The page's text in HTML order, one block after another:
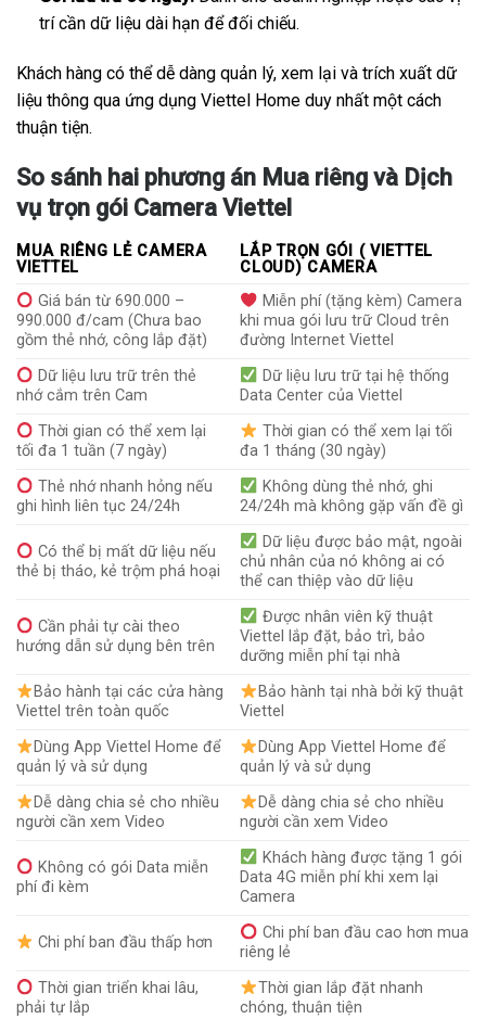
trí cần dữ liệu dài hạn để đối chiếu.
Khách hàng có thể dễ dàng quản lý, xem lại và trích xuất dữ
liệu thông qua ứng dụng Viettel Home duy nhất một cách
thuận tiện.
So sánh hai phương án Mua riêng và Dịch
vụ trọn gói Camera Viettel
MUA RIÊNG LẺ CAMERA
VIETTEL
LẮP TRỌN GÓI ( VIETTEL
CLOUD) CAMERA
Giá bán từ 690.000 –
990.000 đ/cam (Chưa bao
gồm thẻ nhớ, công lắp đặt)
Miễn phí (tặng kèm) Camera
khi mua gói lưu trữ Cloud trên
đường Internet Viettel
Dữ liệu lưu trữ trên thẻ
nhớ cắm trên Cam
Dữ liệu lưu trữ tại hệ thống
Data Center của Viettel
Thời gian có thể xem lại
tối đa 1 tuần (7 ngày)
Thời gian có thể xem lại tối
đa 1 tháng (30 ngày)
Thẻ nhớ nhanh hỏng nếu
ghi hình liên tục 24/24h
Không dùng thẻ nhớ, ghi
24/24h mà không gặp vấn đề gì
Có thể bị mất dữ liệu nếu
thẻ bị tháo, kẻ trộm phá hoại
Dữ liệu được bảo mật, ngoài
chủ nhân của nó không ai có
thể can thiệp vào dữ liệu
Cần phải tự cài theo
hướng dẫn sử dụng bên trên
Được nhân viên kỹ thuật
Viettel lắp đặt, bảo trì, bảo
dưỡng miễn phí tại nhà
Bảo hành tại các cửa hàng
Viettel trên toàn quốc
Bảo hành tại nhà bởi kỹ thuật
Viettel
Dùng App Viettel Home để
quản lý và sử dụng
Dùng App Viettel Home để
quản lý và sử dụng
Dễ dàng chia sẻ cho nhiều
người cần xem Video
Dễ dàng chia sẻ cho nhiều
người cần xem Video
Không có gói Data miễn
phí đi kèm
Khách hàng được tặng 1 gói
Data 4G miễn phí khi xem lại
Camera
Chi phí ban đầu thấp hơn
Chi phí ban đầu cao hơn mua
riêng lẻ
Thời gian triển khai lâu,
phải tự lắp
Thời gian lắp đặt nhanh
chóng, thuận tiện